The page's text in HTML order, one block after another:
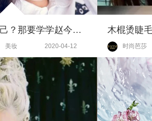
想见见可爱的自己？那要学学赵今麦，给妆容做做减法啦！
美妆 2020-04-12 时尚芭莎